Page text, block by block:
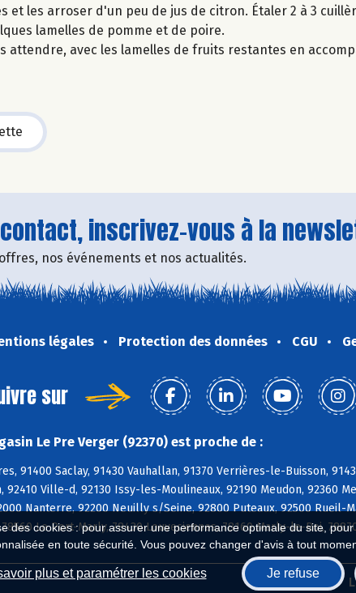
des cookies : pour assurer une performance optimale du site,
en toute sécurité. Vous pouvez changer d'avis à tout
plus et paramétrer les cookies Je refuse
et les arroser d'un peu de jus de citron. Étaler 2 à 3
lamelles de pomme et de poire.
avec les lamelles de fruits restantes en
inscrivez-vous à la
nos événements et nos actualités.
légales Protection des données CGU
sur
Le Pre Verger (92370) est proche de :
91400 Saclay, 91430 Vauhallan, 91370 Verrières-le-Buisson,
92410 Ville-d, 92130 Issy-les-Moulineaux, 92190 Meudon, 92360
Nanterre, 92200 Neuilly s/Seine, 92800 Puteaux, 92500 Rueil-
Le Port-Marly, 78430 Louveciennes, 78160 Marly-le-Roi,
Biocoop.fr